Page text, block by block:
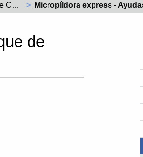
Píldoras Exprés de Competitividad y Tecnología Actual:
Micropíldora express - Ayudas ADER
de